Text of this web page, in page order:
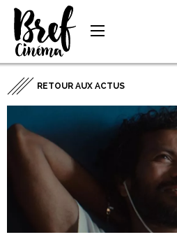
RETOUR AUX ACTUS